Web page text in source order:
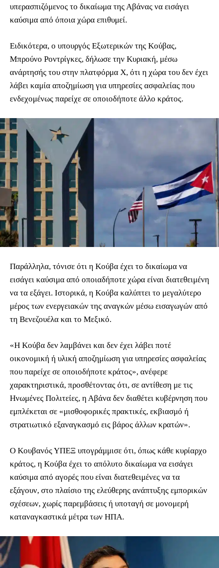
υπερασπιζόμενος το δικαίωμα της Αβάνας να εισάγει
καύσιμα από όποια χώρα επιθυμεί.
Ειδικότερα, ο υπουργός Εξωτερικών της Κούβας,
Μπρούνο Ροντρίγκες, δήλωσε την Κυριακή, μέσω
ανάρτησής του στην πλατφόρμα Χ, ότι η χώρα του δεν έχει
λάβει καμία αποζημίωση για υπηρεσίες ασφαλείας που
ενδεχομένως παρείχε σε οποιοδήποτε άλλο κράτος.
Παράλληλα, τόνισε ότι η Κούβα έχει το δικαίωμα να
εισάγει καύσιμα από οποιαδήποτε χώρα είναι διατεθειμένη
να τα εξάγει. Ιστορικά, η Κούβα καλύπτει το μεγαλύτερο
μέρος των ενεργειακών της αναγκών μέσω εισαγωγών από
τη Βενεζουέλα και το Μεξικό.
«Η Κούβα δεν λαμβάνει και δεν έχει λάβει ποτέ
οικονομική ή υλική αποζημίωση για υπηρεσίες ασφαλείας
που παρείχε σε οποιοδήποτε κράτος», ανέφερε
χαρακτηριστικά, προσθέτοντας ότι, σε αντίθεση με τις
Ηνωμένες Πολιτείες, η Αβάνα δεν διαθέτει κυβέρνηση που
εμπλέκεται σε «μισθοφορικές πρακτικές, εκβιασμό ή
στρατιωτικό εξαναγκασμό εις βάρος άλλων κρατών».
Ο Κουβανός ΥΠΕΞ υπογράμμισε ότι, όπως κάθε κυρίαρχο
κράτος, η Κούβα έχει το απόλυτο δικαίωμα να εισάγει
καύσιμα από αγορές που είναι διατεθειμένες να τα
εξάγουν, στο πλαίσιο της ελεύθερης ανάπτυξης εμπορικών
σχέσεων, χωρίς παρεμβάσεις ή υποταγή σε μονομερή
καταναγκαστικά μέτρα των ΗΠΑ.